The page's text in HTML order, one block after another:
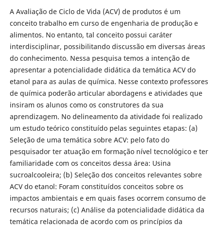
A Avaliação de Ciclo de Vida (ACV) de produtos é um
conceito trabalho em curso de engenharia de produção e
alimentos. No entanto, tal conceito possui caráter
interdisciplinar, possibilitando discussão em diversas áreas
do conhecimento. Nessa pesquisa temos a intenção de
apresentar a potencialidade didática da temática ACV do
etanol para as aulas de química. Nesse contexto professores
de química poderão articular abordagens e atividades que
insiram os alunos como os construtores da sua
aprendizagem. No delineamento da atividade foi realizado
um estudo teórico constituído pelas seguintes etapas: (a)
Seleção de uma temática sobre ACV: pelo fato do
pesquisador ter atuação em formação nível tecnológico e ter
familiaridade com os conceitos dessa área: Usina
sucroalcooleira; (b) Seleção dos conceitos relevantes sobre
ACV do etanol: Foram constituídos conceitos sobre os
impactos ambientais e em quais fases ocorrem consumo de
recursos naturais; (c) Análise da potencialidade didática da
temática relacionada de acordo com os princípios da